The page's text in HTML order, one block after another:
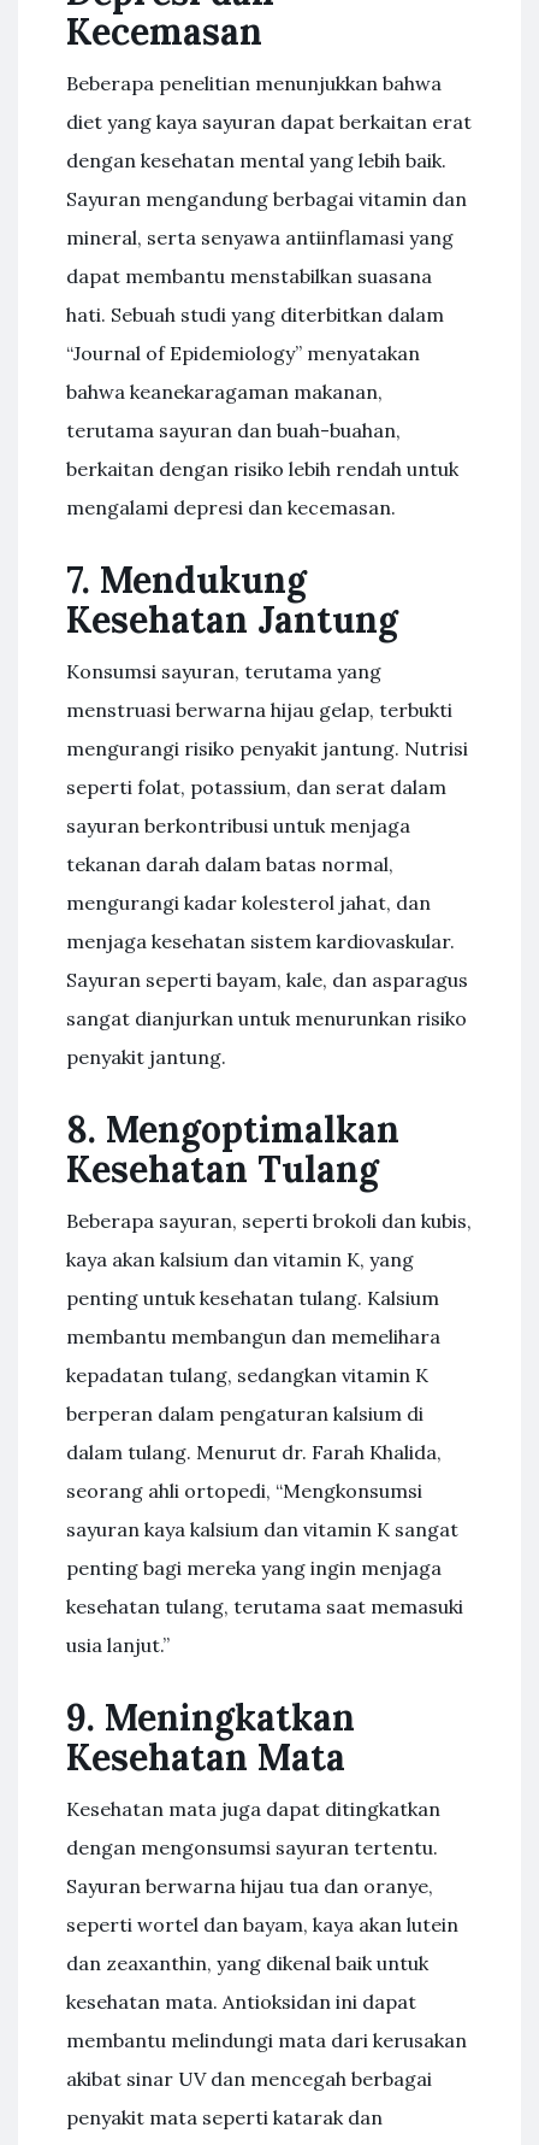
Kecemasan
Beberapa penelitian menunjukkan bahwa
diet yang kaya sayuran dapat berkaitan erat
dengan kesehatan mental yang lebih baik.
Sayuran mengandung berbagai vitamin dan
mineral, serta senyawa antiinflamasi yang
dapat membantu menstabilkan suasana
hati. Sebuah studi yang diterbitkan dalam
“Journal of Epidemiology” menyatakan
bahwa keanekaragaman makanan,
terutama sayuran dan buah-buahan,
berkaitan dengan risiko lebih rendah untuk
mengalami depresi dan kecemasan.
7. Mendukung
Kesehatan Jantung
Konsumsi sayuran, terutama yang
menstruasi berwarna hijau gelap, terbukti
mengurangi risiko penyakit jantung. Nutrisi
seperti folat, potassium, dan serat dalam
sayuran berkontribusi untuk menjaga
tekanan darah dalam batas normal,
mengurangi kadar kolesterol jahat, dan
menjaga kesehatan sistem kardiovaskular.
Sayuran seperti bayam, kale, dan asparagus
sangat dianjurkan untuk menurunkan risiko
penyakit jantung.
8. Mengoptimalkan
Kesehatan Tulang
Beberapa sayuran, seperti brokoli dan kubis,
kaya akan kalsium dan vitamin K, yang
penting untuk kesehatan tulang. Kalsium
membantu membangun dan memelihara
kepadatan tulang, sedangkan vitamin K
berperan dalam pengaturan kalsium di
dalam tulang. Menurut dr. Farah Khalida,
seorang ahli ortopedi, “Mengkonsumsi
sayuran kaya kalsium dan vitamin K sangat
penting bagi mereka yang ingin menjaga
kesehatan tulang, terutama saat memasuki
usia lanjut.”
9. Meningkatkan
Kesehatan Mata
Kesehatan mata juga dapat ditingkatkan
dengan mengonsumsi sayuran tertentu.
Sayuran berwarna hijau tua dan oranye,
seperti wortel dan bayam, kaya akan lutein
dan zeaxanthin, yang dikenal baik untuk
kesehatan mata. Antioksidan ini dapat
membantu melindungi mata dari kerusakan
akibat sinar UV dan mencegah berbagai
penyakit mata seperti katarak dan